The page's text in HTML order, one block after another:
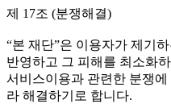
제 17조 (분쟁해결)
“본 재단”은 이용자가 제기
반영하고 그 피해를 최소화
서비스이용과 관련한 분쟁
라 해결하기로 합니다.